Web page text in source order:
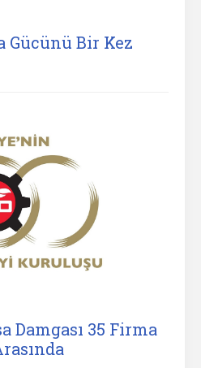
Gücünü Bir Kez
Damgası 35 Firma